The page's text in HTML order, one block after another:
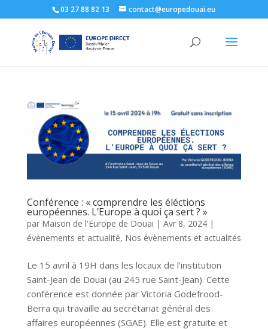
03 27 88 82 13 contact@europedouai.eu
Conférence : « comprendre les éléctions
européennes. L’Europe à quoi ça sert ? »
par Maison de l'Europe de Douai | Avr 8, 2024|
évènements et actualité, Nos évènements et actualités
Le 15 avril à 19H dans les locaux de l’institution
Saint-Jean de Douai (au 245 rue Saint-Jean). Cette
conférence est donnée par Victoria Godefrood-
Berra qui travaille au secrétariat général des
affaires européennes (SGAE). Elle est gratuite et